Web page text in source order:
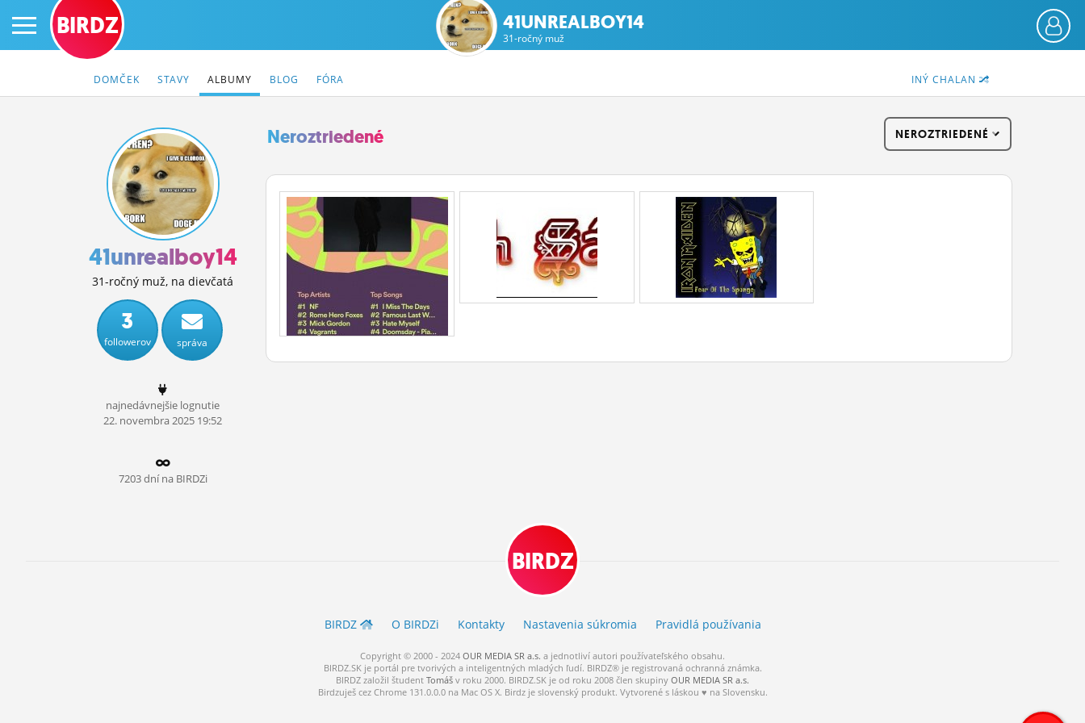
PRIHLÁS SA
ČINŽIAK
FÓRUM
STATUSY
BLOGY
OBRÁZKY
MÔJ PROFIL
ROLETA
BIRDZ 41UNREALBOY14
31-ročný muž
INÝ CHALAN
DOMČEK STAVY ALBUMY BLOG FÓRA
41unrealboy14
31-ročný muž, na dievčatá
3
followerov správa
najnedávnejšie lognutie
22. novembra2025 19:52
7203 dní na BIRDZi
Neroztriedené NEROZTRIEDENÉ
BIRDZ
BIRDZ O BIRDZi Kontakty Nastavenia súkromia Pravidlá používania
Copyright © 2000 - 2024 OUR MEDIA SR a.s. a jednotliví autori používateľského obsahu.
BIRDZ.SK je portál pre tvorivých a inteligentných mladých ľudí. BIRDZ® je registrovaná ochranná známka.
BIRDZ založil študent Tomáš v roku 2000. BIRDZ.SK je od roku 2008 člen skupiny OUR MEDIA SR a.s.
Birdzuješ cez Chrome 131.0.0.0 na Mac OS X. Birdz je slovenský produkt. Vytvorené s láskou ♥ na Slovensku.